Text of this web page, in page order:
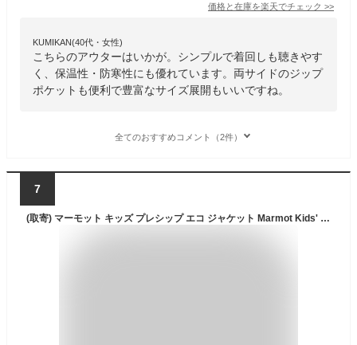
価格と在庫を楽天でチェック >>
KUMIKAN(40代・女性)
こちらのアウターはいかが。シンプルで着回しも聴きやす
く、保温性・防寒性にも優れています。両サイドのジップ
ポケットも便利で豊富なサイズ展開もいいですね。
全てのおすすめコメント（2件）
7
(取寄) マーモット キッズ プレシップ エコ ジャケット Marmot Kids' PreCip Eco Jacket Arctic Navy